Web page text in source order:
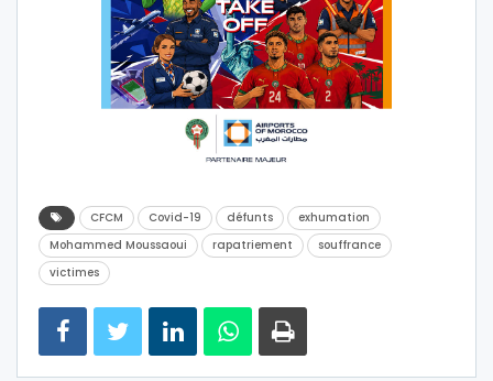
CFCM Covid-19 défunts
exhumation
Mohammed Moussaoui
rapatriement
souffrance
victimes